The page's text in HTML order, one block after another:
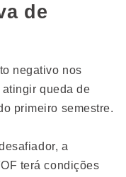
de
negativo nos
queda de
primeiro semestre.
a
terá condições